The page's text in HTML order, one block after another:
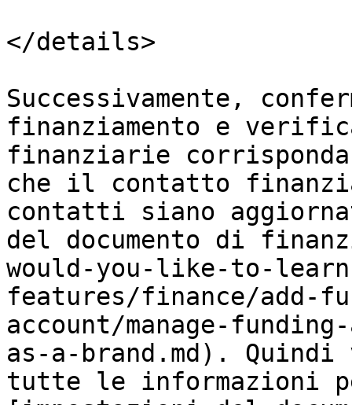
</details>
Successivamente,
finanziamento e
finanziarie
che il contatto
contatti siano
del documento di
would-you-like-to-
features/finance/add-
account/manage-
as-a-brand.md).
tutte le informazioni